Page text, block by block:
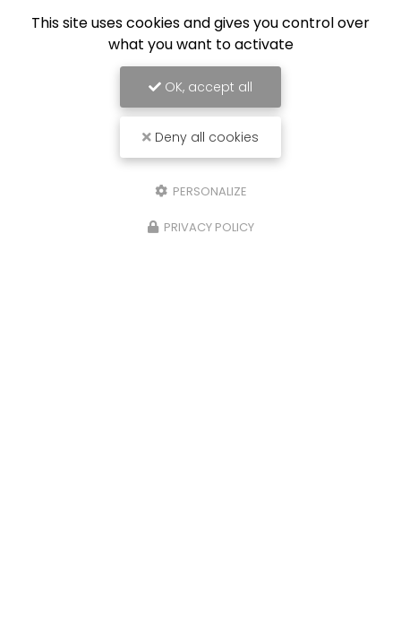
This site uses cookies and gives you control over
what you want to activate
OK, accept all
Deny all cookies
PERSONALIZE
PRIVACY POLICY